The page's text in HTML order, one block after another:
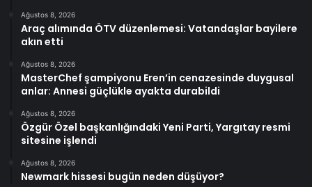
Ağustos 8, 2026
Araç alımında ÖTV düzenlemesi: Vatandaşlar bayilere
akın etti
Ağustos 8, 2026
MasterChef şampiyonu Eren’in cenazesinde duygusal
anlar: Annesi güçlükle ayakta durabildi
Ağustos 8, 2026
Özgür Özel başkanlığındaki Yeni Parti, Yargıtay resmi
sitesine işlendi
Ağustos 8, 2026
Newmark hissesi bugün neden düşüyor?